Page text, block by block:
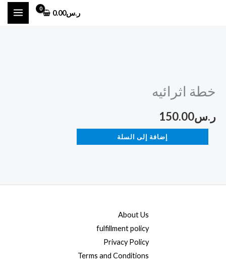
ر.س0.00
خطة اثرائيه
ر.س150.00
اثرائيه
إضافة إلى السلة
About Us
fulfillment policy
Privacy Policy
Terms and Conditions